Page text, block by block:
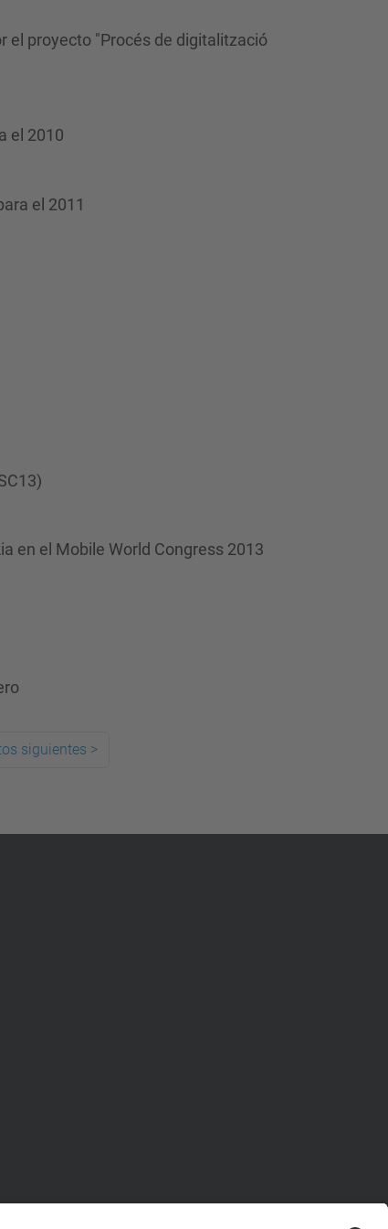
el proyecto "Procés de digitalització
el 2010
el 2011
en el Mobile World Congress 2013
siguientes >